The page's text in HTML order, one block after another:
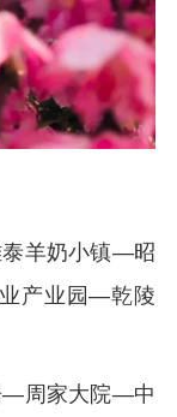
羊奶小镇—昭
产业园—乾陵
—周家大院—中